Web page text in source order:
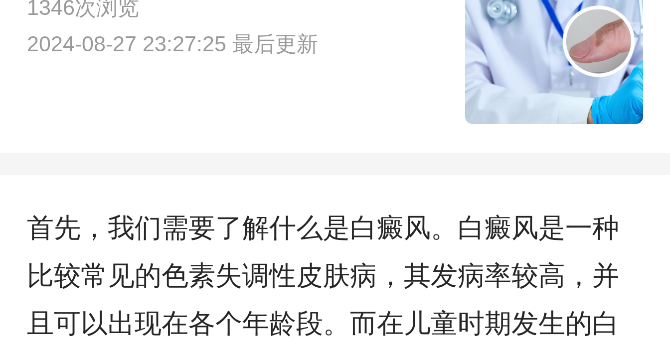
1346次浏览
2024-08-27 23:27:25 最后更新
首先，我们需要了解什么是白癜风。白癜风是一种
比较常见的色素失调性皮肤病，其发病率较高，并
且可以出现在各个年龄段。而在儿童时期发生的白